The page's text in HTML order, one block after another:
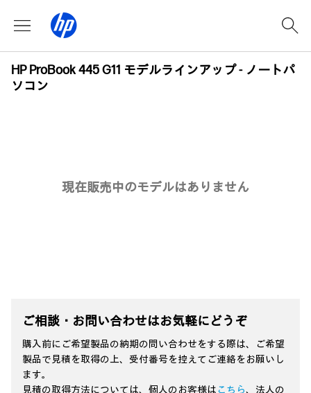
HP ProBook 445 G11 モデルラインアップ - ノートパ
ソコン
現在販売中のモデルはありません
ご相談・お問い合わせはお気軽にどうぞ
購入前にご希望製品の納期の問い合わせをする際は、ご希望
製品で見積を取得の上、受付番号を控えてご連絡をお願いし
ます。
見積の取得方法については、個人のお客様はこちら、法人の